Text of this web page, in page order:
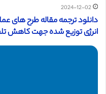
2024-12-02
دانلود ترجمه مقاله طرح های
انرژی توزیع شده جهت کاهش تلفات